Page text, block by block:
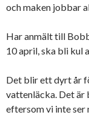
och maken jobbar
Har anmält till
10 april, ska bli kul
Det blir ett dyrt år
vattenläcka. Det är
eftersom vi inte ser